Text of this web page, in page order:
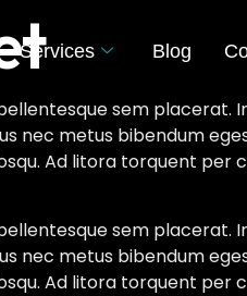
Services Blog
sem placerat.
nec metus bibendum
Ad litora torquent per
sem placerat.
nec metus bibendum
Ad litora torquent per